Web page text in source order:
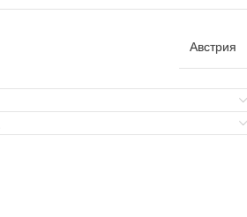
Австрия